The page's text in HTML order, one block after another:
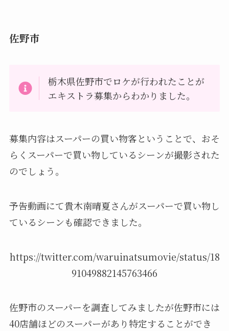
佐野市
栃木県佐野市でロケが行われたことが
エキストラ募集からわかりました。
募集内容はスーパーの買い物客ということで、おそ
らくスーパーで買い物しているシーンが撮影された
のでしょう。
予告動画にて貴木南晴夏さんがスーパーで買い物し
ているシーンも確認できました。
https://twitter.com/waruinatsumovie/status/18
91049882145763466
佐野市のスーパーを調査してみましたが佐野市には
40店舗ほどのスーパーがあり特定することができ